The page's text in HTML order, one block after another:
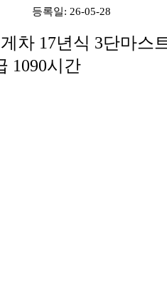
등록일: 26-05-28
차 17년식 3단마스
1090시간